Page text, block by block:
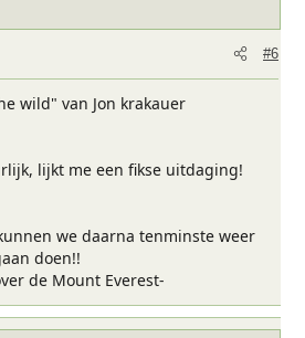
#6
wild" van Jon krakauer
lijkt me een fikse uitdaging!
we daarna tenminste weer
doen!!
de Mount Everest-